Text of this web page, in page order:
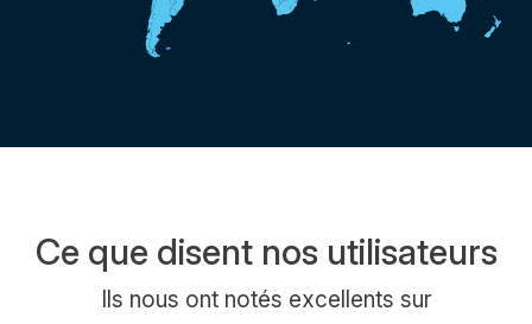
Ce que disent nos utilisateurs
Ils nous ont notés excellents sur